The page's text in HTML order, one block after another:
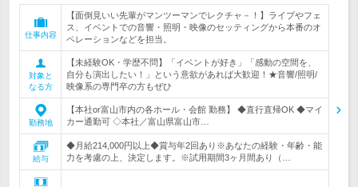
仕事内容
【面倒見いい先輩がマンツーマンでレクチャ－！】ライブやフェ
ス、イベントでの音響・照明・映像のセッティングから本番のオ
ペレーションなどを担当。
対象と
なる方
【未経験OK・学歴不問】「イベントが好き」「感動の空間を、
自分も演出したい！」という意欲があれば大歓迎！★音響/照明/
映像系の専門卒の方もぜひ
勤務地
【本社or富山市内の各ホール・会館 勤務】 ◆直行直帰OK ◆マイ
カー通勤可 ◇本社／富山県富山市…
給与
◆月給214,000円以上◆賞与年2回あり※あなたの経験・年齢・能
力を考慮の上、決定します。※試用期間3ヶ月間あり（…